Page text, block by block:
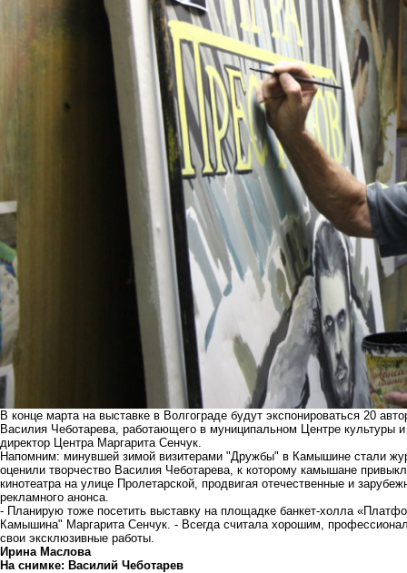
В конце марта на выставке в Волгограде будут экспонироваться 20
Василия Чеботарева, работающего в муниципальном Центре культуры
директор Центра Маргарита Сенчук.
Напомним: минувшей зимой визитерами "Дружбы" в Камышине стали
оценили творчество Василия Чеботарева, к которому камышане
кинотеатра на улице Пролетарской, продвигая отечественные и
рекламного анонса.
- Планирую тоже посетить выставку на площадке банкет-холла
Камышина" Маргарита Сенчук. - Всегда считала хорошим,
свои эксклюзивные работы.
Ирина Маслова
На снимке: Василий Чеботарев